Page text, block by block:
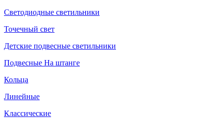
Светодиодные светильники
Точечный свет
Детские подвесные светильники
Подвесные На штанге
Кольца
Линейные
Классические